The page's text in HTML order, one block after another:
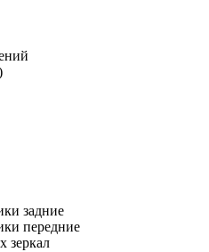
задние
передние
зеркал